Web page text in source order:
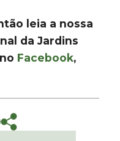
leia a nossa
da Jardins
Facebook,